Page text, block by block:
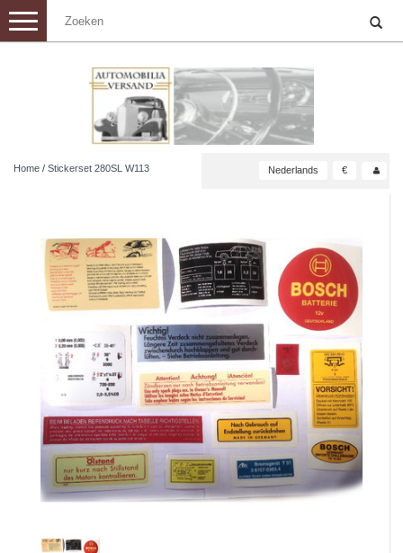
Toggle
navigation
Home / Stickerset 280SL W113 Nederlands €